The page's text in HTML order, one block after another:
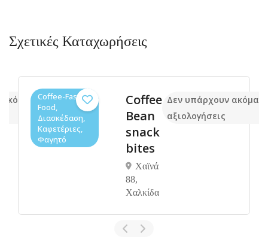
Σχετικές Καταχωρήσεις
Coffee-Fast
Food,
Διασκέδαση,
Καφετέριες,
Φαγητό
Coffee
Bean
snack
bites
Χαϊνά
88,
Xαλκίδα
Δεν υπάρχουν ακόμα
αξιολογήσεις